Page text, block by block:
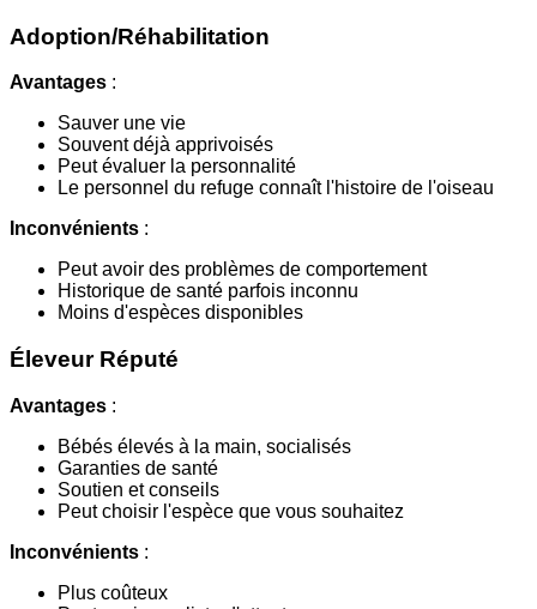
Adoption/Réhabilitation
Avantages :
Sauver une vie
Souvent déjà apprivoisés
Peut évaluer la personnalité
Le personnel du refuge connaît l'histoire de l'oiseau
Inconvénients :
Peut avoir des problèmes de comportement
Historique de santé parfois inconnu
Moins d'espèces disponibles
Éleveur Réputé
Avantages :
Bébés élevés à la main, socialisés
Garanties de santé
Soutien et conseils
Peut choisir l'espèce que vous souhaitez
Inconvénients :
Plus coûteux